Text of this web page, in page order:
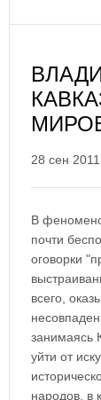
28 сен 2011
В
почти
оговорки
всего,
занимаясь
уйти от
народов, в